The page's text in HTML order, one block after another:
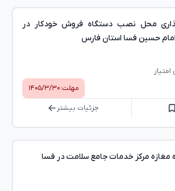
محل نصب دستگاه فروش خودکار در
امام حسین فسا استان فارس
مهلت:۱۴۰۵/۳/۳۰
جزئیات بیشتر
مغازه مرکز خدمات جامع سلامت در فسا